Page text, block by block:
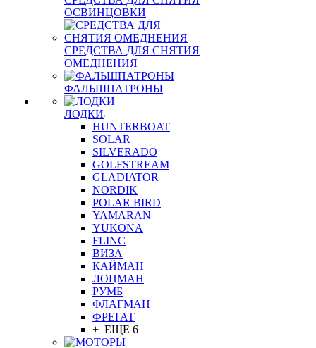
ОСВИНЦОВКИ
СРЕДСТВА ДЛЯ СНЯТИЯ
ОМЕДНЕНИЯ
ФАЛЬШПАТРОНЫ
ЛОДКИ
HUNTERBOAT
SOLAR
SILVERADO
GOLFSTREAM
GLADIATOR
NORDIK
POLAR BIRD
YAMARAN
YUKONA
FLINC
ВИЗА
КАЙМАН
ЛОЦМАН
РУМБ
ФЛАГМАН
ФРЕГАТ
+ ЕЩЕ 6